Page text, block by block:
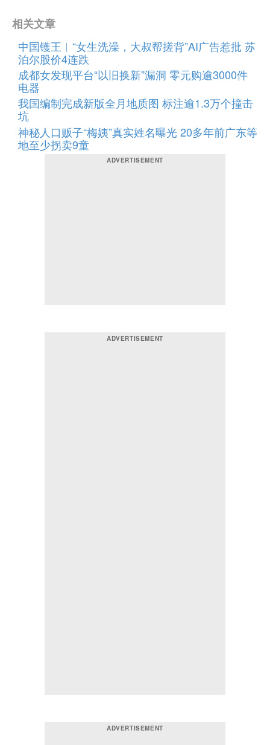
相关文章
中国镬王︱“女生洗澡，大叔帮搓背”AI广告惹批 苏
泊尔股价4连跌
成都女发现平台“以旧换新”漏洞 零元购逾3000件
电器
我国编制完成新版全月地质图 标注逾1.3万个撞击
坑
神秘人口贩子“梅姨”真实姓名曝光 20多年前广东等
地至少拐卖9童